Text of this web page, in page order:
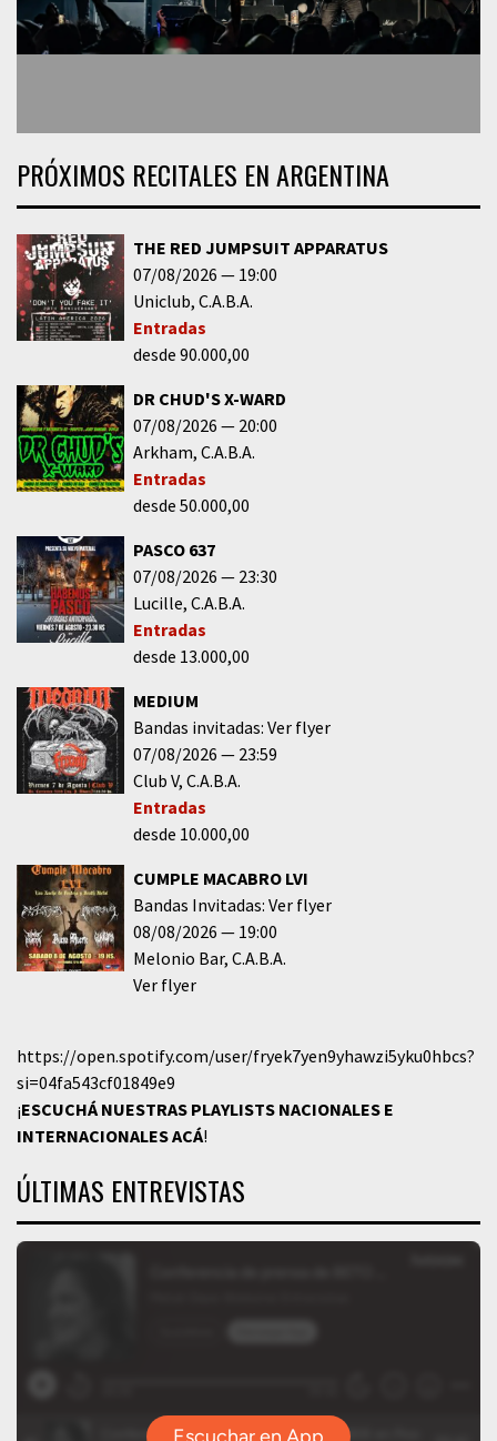
PRÓXIMOS RECITALES EN ARGENTINA
THE RED JUMPSUIT APPARATUS
07/08/2026
19:00
Uniclub C.A.B.A.
Entradas
desde 90.000,00
DR CHUD'S X-WARD
07/08/2026
20:00
Arkham C.A.B.A.
Entradas
desde 50.000,00
PASCO 637
07/08/2026
23:30
Lucille C.A.B.A.
Entradas
desde 13.000,00
MEDIUM
Bandas invitadas: Ver flyer
07/08/2026
23:59
Club V C.A.B.A.
Entradas
desde 10.000,00
CUMPLE MACABRO LVI
Bandas Invitadas: Ver flyer
08/08/2026
19:00
Melonio Bar C.A.B.A.
Ver flyer
https://open.spotify.com/user/fryek7yen9yhawzi5yku0hbcs?
si=04fa543cf01849e9
¡ESCUCHÁ NUESTRAS PLAYLISTS NACIONALES E
INTERNACIONALESACÁ!
ÚLTIMAS ENTREVISTAS